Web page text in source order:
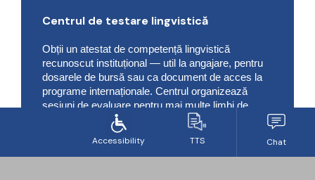
Centrul de testare lingvistică
Obții un atestat de competență lingvistică
recunoscut instituțional — util la angajare, pentru
dosarele de bursă sau ca document de acces la
programe internaționale. Centrul organizează
sesiuni de evaluare pentru mai multe limbi de
circulație internațională, cu evaluatori acreditați.
Limbi de circulație internațională